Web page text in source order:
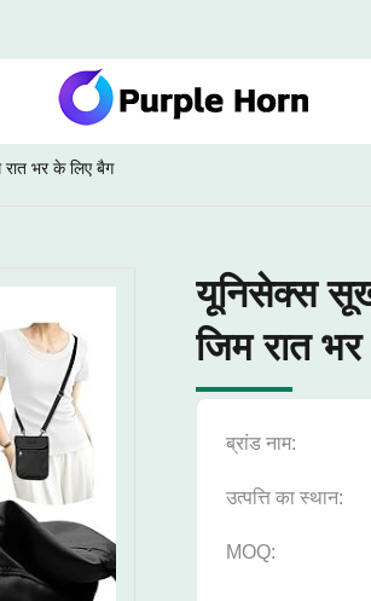
रात भर के लिए बैग
यूनिसेक्स
जिम रात
ब्रांड नाम:
उत्पत्ति का स्थान:
MOQ: